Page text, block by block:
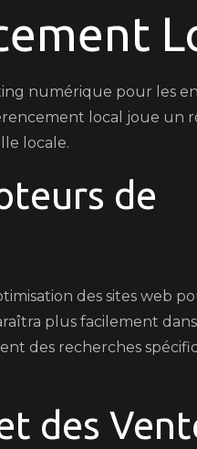
avec
une
numérique pour les
local joue un
locale.
de
des sites web
plus facilement
des recherches
des